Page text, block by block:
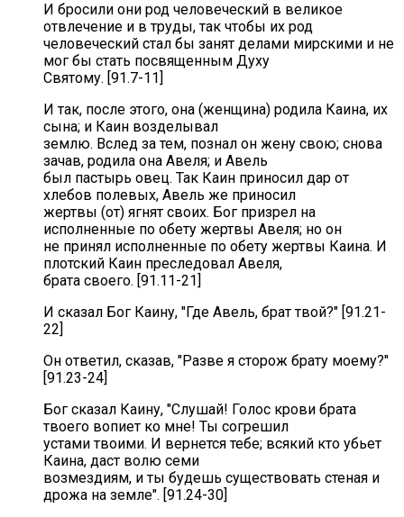
И бросили они род человеческий в великое
отвлечение и в труды, так чтобы их род
человеческий стал бы занят делами мирскими и не
мог бы стать посвященным Духу
Святому. [91.7-11]
И так, после этого, она (женщина) родила Каина, их
сына; и Каин возделывал
землю. Вслед за тем, познал он жену свою; снова
зачав, родила она Авеля; и Авель
был пастырь овец. Так Каин приносил дар от
хлебов полевых, Авель же приносил
жертвы (от) ягнят своих. Бог призрел на
исполненные по обету жертвы Авеля; но он
не принял исполненные по обету жертвы Каина. И
плотский Каин преследовал Авеля,
брата своего. [91.11-21]
И сказал Бог Каину, "Где Авель, брат твой?" [91.21-
22]
Он ответил, сказав, "Разве я сторож брату моему?"
[91.23-24]
Бог сказал Каину, "Слушай! Голос крови брата
твоего вопиет ко мне! Ты согрешил
устами твоими. И вернется тебе; всякий кто убьет
Каина, даст волю семи
возмездиям, и ты будешь существовать стеная и
дрожа на земле". [91.24-30]